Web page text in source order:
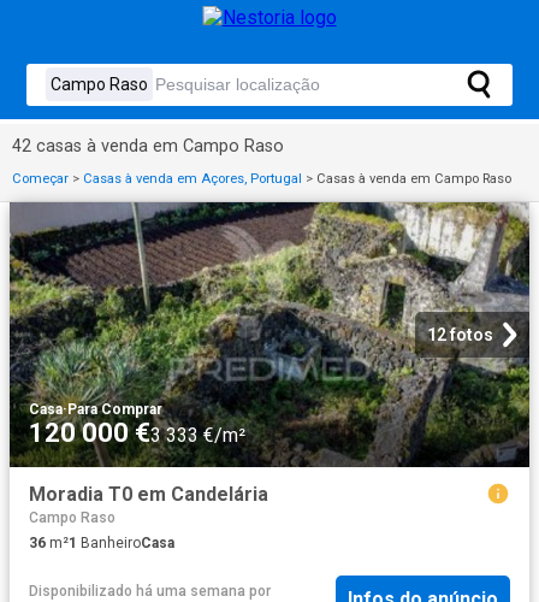
42 casas à venda em Campo Raso
Começar > Casas à venda em Açores, Portugal > Casas à venda em Campo Raso
12 fotos
Casa·Para Comprar
120 000 €3 333 €/m²
Moradia T0 em Candelária
Campo Raso
36 m²1 BanheiroCasa
Disponibilizado há uma semana por